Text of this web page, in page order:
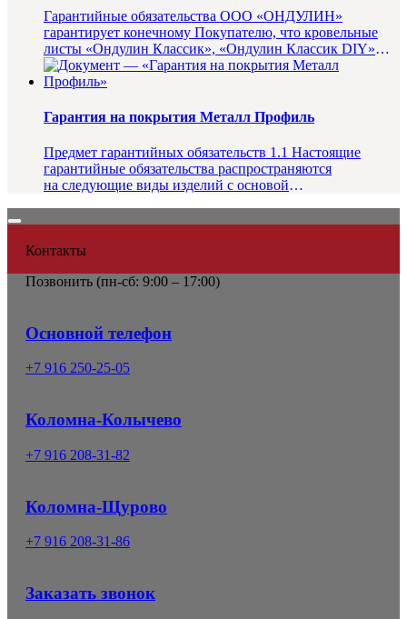
Гарантийные обязательства ООО «ОНДУЛИН»
гарантирует конечному Покупателю, что кровельные
листы «Ондулин Классик», «Ондулин Классик DIY»
«Ондулин Смарт», «Ондулин Сма...
Гарантия на покрытия Металл Профиль
Предмет гарантийных обязательств 1.1 Настоящие
гарантийные обязательства распространяются
на следующие виды изделий с основой
Контакты
Позвонить (пн-сб: 9:00 – 17:00)
Основной телефон
+7 916 250-25-05
Коломна-Колычево
+7 916 208-31-82
Коломна-Щурово
+7 916 208-31-86
Заказать звонок